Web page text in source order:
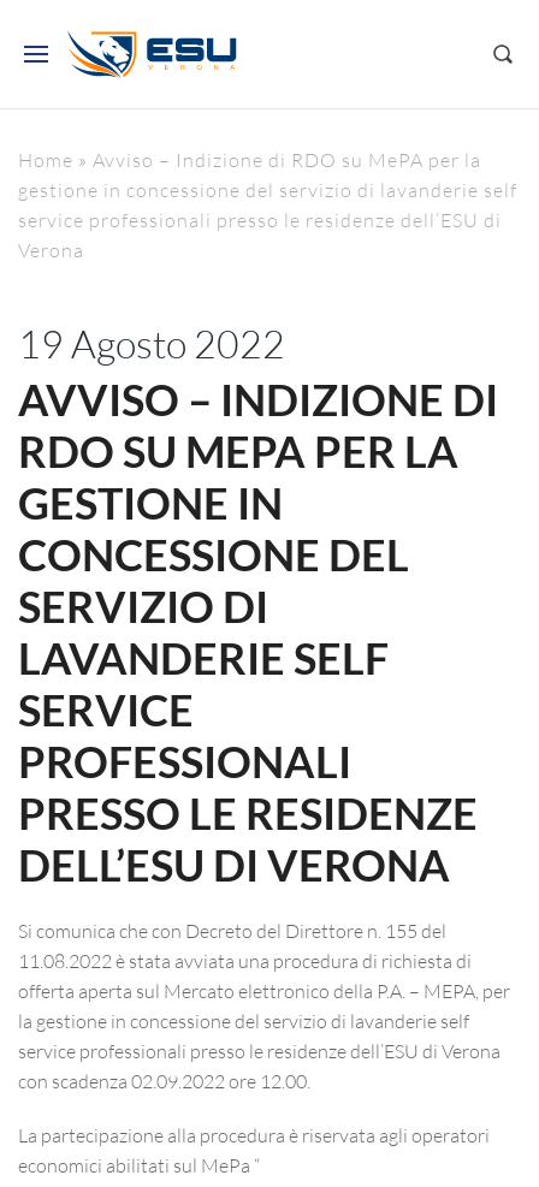
Home » Avviso – Indizione di RDO su MePA per la
gestione in concessione del servizio di lavanderie self
service professionali presso le residenze dell’ESU di
Verona
19 Agosto 2022
AVVISO – INDIZIONE DI
RDO SU MEPA PER LA
GESTIONE IN
CONCESSIONE DEL
SERVIZIO DI
LAVANDERIE SELF
SERVICE
PROFESSIONALI
PRESSO LE RESIDENZE
DELL’ESU DI VERONA
Si comunica che con Decreto del Direttore n. 155 del
11.08.2022 è stata avviata una procedura di richiesta di
offerta aperta sul Mercato elettronico della P.A. – MEPA, per
la gestione in concessione del servizio di lavanderie self
service professionali presso le residenze dell’ESU di Verona
con scadenza 02.09.2022 ore 12.00.
La partecipazione alla procedura è riservata agli operatori
economici abilitati sul MePa “